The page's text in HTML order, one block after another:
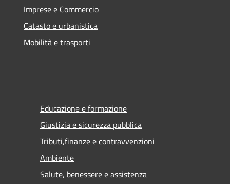
Imprese e Commercio
Catasto e urbanistica
Mobilità e trasporti
Educazione e formazione
Giustizia e sicurezza pubblica
Tributi,finanze e contravvenzioni
Ambiente
Salute, benessere e assistenza